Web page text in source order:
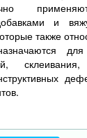
и
также
склеивания,